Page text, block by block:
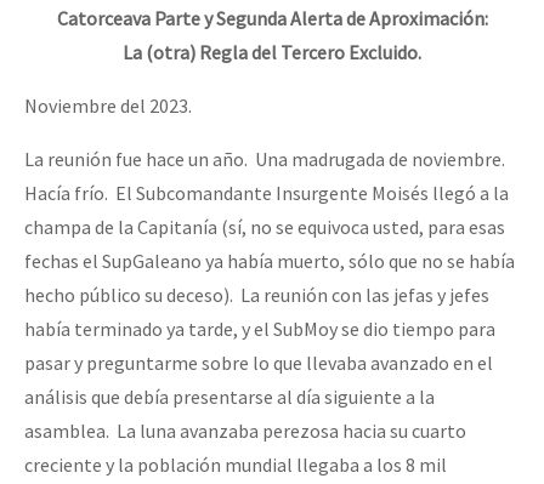
Catorceava Parte y Segunda Alerta de Aproximación:
La (otra) Regla del Tercero Excluido.
Noviembre del 2023.
La reunión fue hace un año. Una madrugada de noviembre.
Hacía frío. El Subcomandante Insurgente Moisés llegó a la
champa de la Capitanía (sí, no se equivoca usted, para esas
fechas el SupGaleano ya había muerto, sólo que no se había
hecho público su deceso). La reunión con las jefas y jefes
había terminado ya tarde, y el SubMoy se dio tiempo para
pasar y preguntarme sobre lo que llevaba avanzado en el
análisis que debía presentarse al día siguiente a la
asamblea. La luna avanzaba perezosa hacia su cuarto
creciente y la población mundial llegaba a los 8 mil